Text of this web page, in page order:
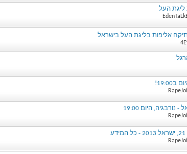
ליגת העל
אליפות בליגת העל בישראל